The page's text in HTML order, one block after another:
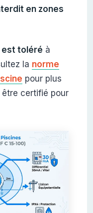
en zones
est toléré à
la norme
pour plus
certifié pour